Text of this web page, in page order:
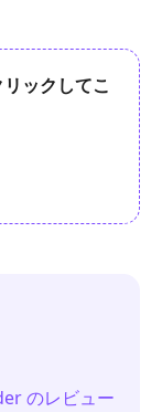
ックしてこ
のレビュー